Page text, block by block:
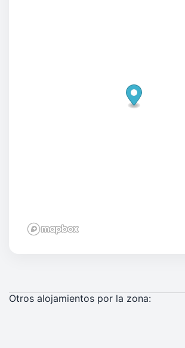
Otros alojamientos por la zona: